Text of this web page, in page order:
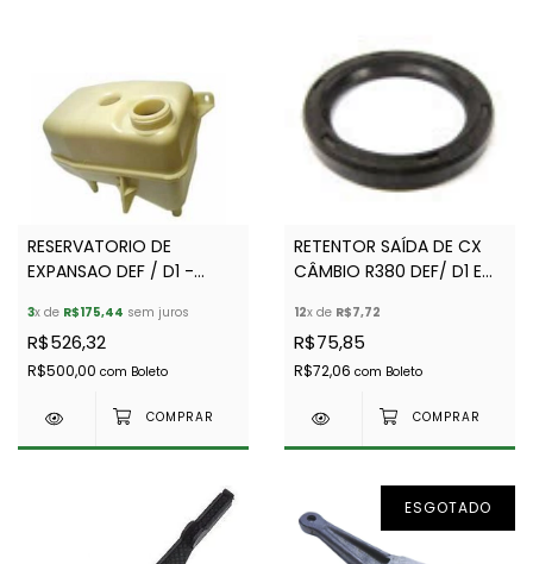
RESERVATORIO DE
EXPANSAO DEF / D1 -
EUROSPARE ESR63 -
PCF101590
3x de R$175,44 sem juros
R$526,32
R$500,00 com Boleto
RETENTOR SAÍDA DE CX
CÂMBIO R380 DEF/ D1 E
PR2- FTC500010G -
FTC500010 - FTC2383
12x de R$7,72
R$75,85
R$72,06 com Boleto
ESGOTADO